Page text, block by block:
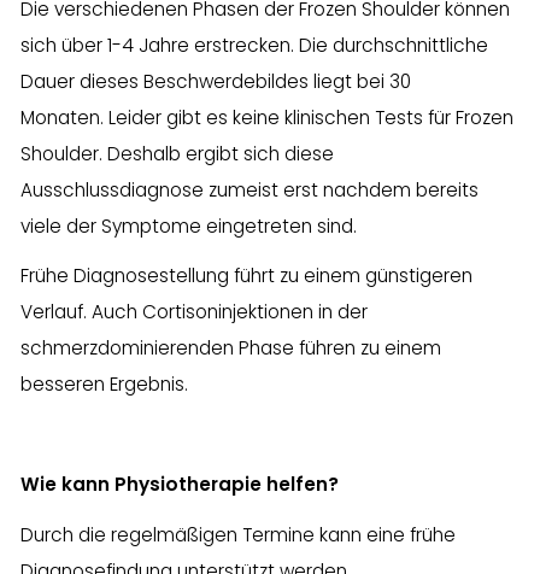
Die verschiedenen Phasen der Frozen Shoulder können
sich über 1-4 Jahre erstrecken. Die durchschnittliche
Dauer dieses Beschwerdebildes liegt bei 30
Monaten. Leider gibt es keine klinischen Tests für Frozen
Shoulder. Deshalb ergibt sich diese
Ausschlussdiagnose zumeist erst nachdem bereits
viele der Symptome eingetreten sind.
Frühe Diagnosestellung führt zu einem günstigeren
Verlauf. Auch Cortisoninjektionen in der
schmerzdominierenden Phase führen zu einem
besseren Ergebnis.
Wie kann Physiotherapie helfen?
Durch die regelmäßigen Termine kann eine frühe